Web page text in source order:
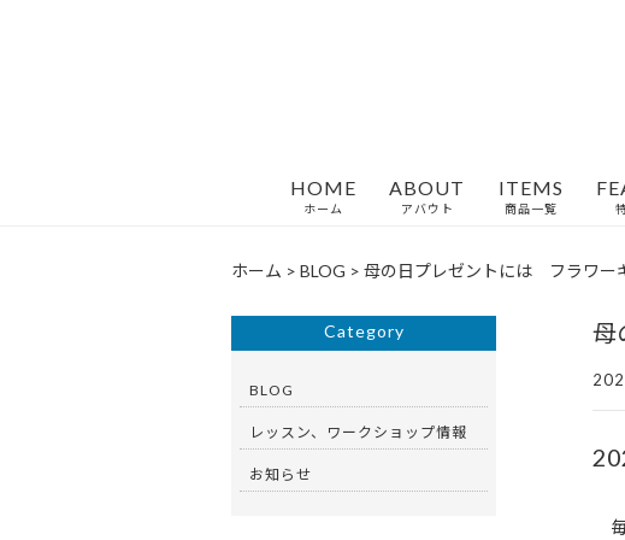
HOME
ホーム
ABOUT
アバウト
ITEMS
商品一覧
ホーム > BLOG > 母の日プレゼントには フラワー
母
Category
BLOG
レッスン、ワークショップ情報
お知らせ